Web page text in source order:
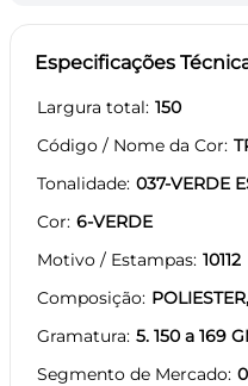
Especificações
Largura total 150
Código / Nome da Cor
Tonalidade 037-VERDE
Cor 6-VERDE
Motivo / Estampas 10112
Composição
Gramatura 5. 150 a 169
Segmento de Mercado